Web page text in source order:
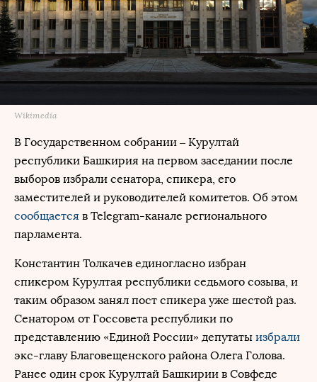
Wikimedia
В Государственном собрании – Курултай
республики Башкирия на первом заседании после
выборов избрали сенатора, спикера, его
заместителей и руководителей комитетов. Об этом
сообщается в Telegram-канале регионального
парламента.
Константин Толкачев единогласно избран
спикером Курултая республики седьмого созыва, и
таким образом занял пост спикера уже шестой раз.
Сенатором от Госсовета республики по
представлению «Единой России» депутаты избрали
экс-главу Благовещенского района Олега Голова.
Ранее один срок Курултай Башкирии в Совфеде